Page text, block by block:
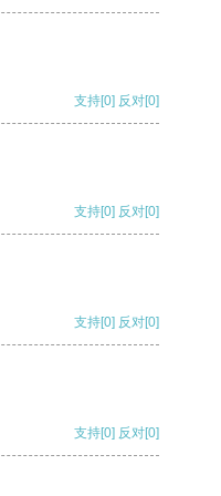
支持[0] 反对[0]
支持[0] 反对[0]
支持[0] 反对[0]
支持[0] 反对[0]